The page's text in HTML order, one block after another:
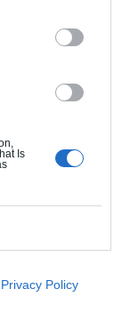
Is
Privacy Policy